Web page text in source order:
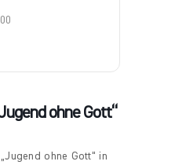
ohne Gott“
ohne Gott“ in